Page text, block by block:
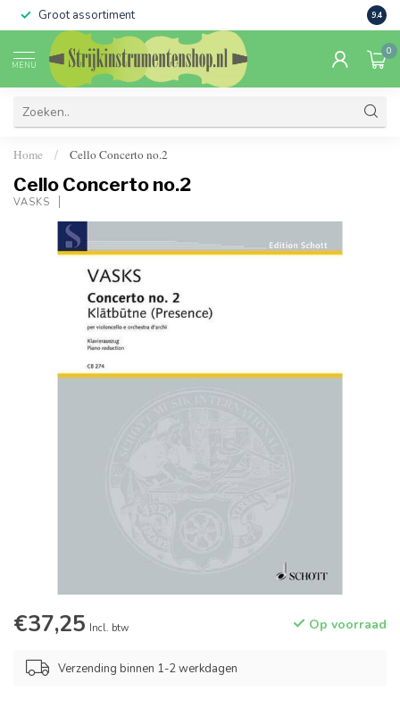
Groot assortiment 9.4
MENU
0
Home / Cello Concerto no.2
Cello Concerto no.2
VASKS
€37,25 Incl. btw Op voorraad
Verzending binnen 1-2 werkdagen